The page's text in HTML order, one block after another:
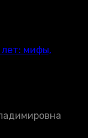
мифы,